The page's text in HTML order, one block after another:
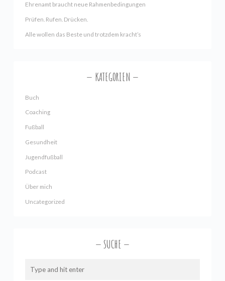
Ehrenamt braucht neue Rahmenbedingungen
Prüfen. Rufen. Drücken.
Alle wollen das Beste und trotzdem kracht’s
KATEGORIEN
Buch
Coaching
Fußball
Gesundheit
Jugendfußball
Podcast
Über mich
Uncategorized
SUCHE